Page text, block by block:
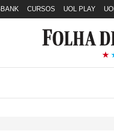
CURSOS UOL PLAY